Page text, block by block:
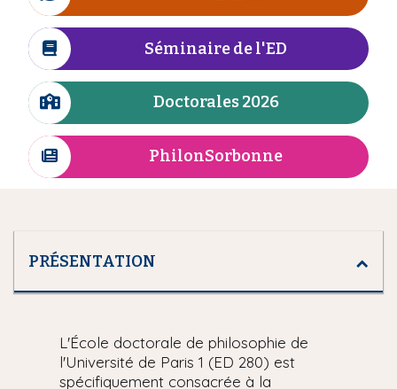
n
e
I
c
ô
n
e
I
c
ô
n
e
Séminaire de l'ED
I
c
ô
n
Doctorales 2026
I
e
PhilonSorbonne
PRÉSENTATION
L'École doctorale de philosophie de
l'Université de Paris 1 (ED 280) est
spécifiquement consacrée à la